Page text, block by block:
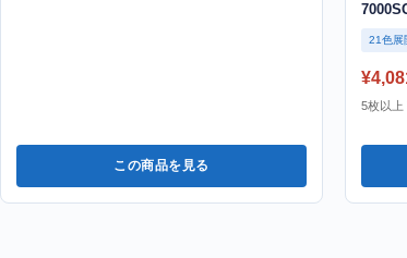
この商品を見る
21色展
5枚以上